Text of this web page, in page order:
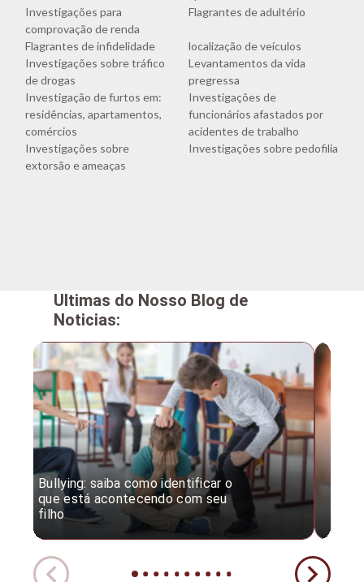
Investigações para
comprovação de renda
Flagrantes de adultério
Flagrantes de infidelidade
localização de veículos
Investigações sobre tráfico
de drogas
Levantamentos da vida
pregressa
Investigação de furtos em:
residências, apartamentos,
comércios
Investigações de
funcionários afastados por
acidentes de trabalho
Investigações sobre
extorsão e ameaças
Investigações sobre pedofilia
Ultimas do Nosso Blog de
Noticias:
Bullying: saiba como identificar o
que está acontecendo com seu
filho